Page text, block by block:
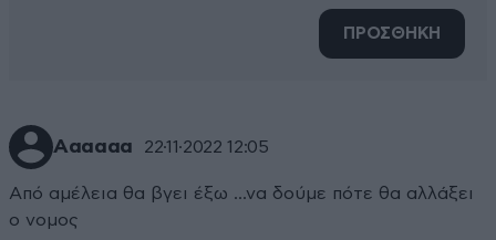
ΠΡΟΣΘΗΚΗ
Αααααα 22·11·2022 12:05
Από αμέλεια θα βγει έξω ...να δούμε πότε θα αλλάξει
ο νομος